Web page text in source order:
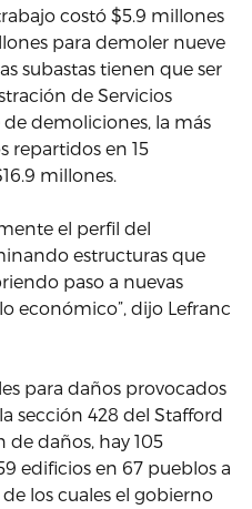
costó $5.9 millones
para demoler nueve
subastas tienen que ser
de Servicios
de demoliciones, la más
repartidos en 15
millones.
el perfil del
estructuras que
paso a nuevas
económico”, dijo Lefranc
para daños provocados
sección 428 del Stafford
de daños, hay 105
edificios en 67 pueblos a
los cuales el gobierno